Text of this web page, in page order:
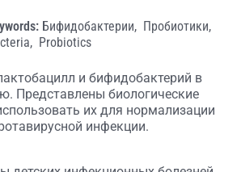
Бифидобактерии, Пробиотики,
Probiotics
и бифидобактерий в
Представлены биологические
их для нормализации
инфекции.